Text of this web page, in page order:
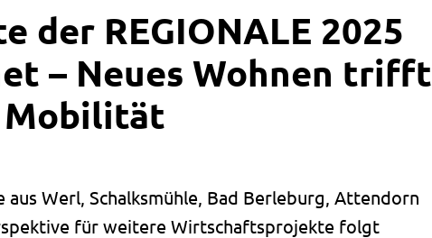
der REGIONALE 2025
– Neues Wohnen trifft
Mobilität
Werl, Schalksmühle, Bad Berleburg, Attendorn
für weitere Wirtschaftsprojekte folgt